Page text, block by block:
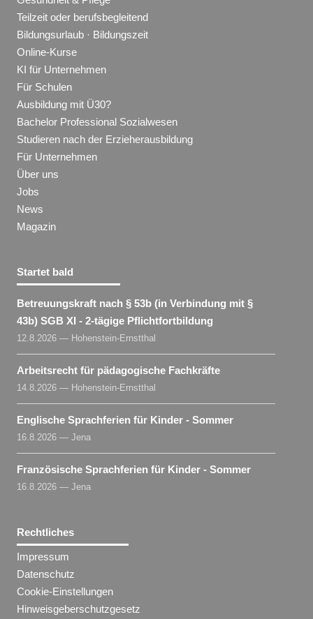
Teilzeit oder berufsbegleitend
Bildungsurlaub · Bildungszeit
Online-Kurse
KI für Unternehmen
Für Schulen
Ausbildung mit Ü30?
Bachelor Professional Sozialwesen
Studieren nach der Erzieherausbildung
Für Unternehmen
Über uns
Jobs
News
Magazin
Startet bald
Betreuungskraft nach § 53b (in Verbindung mit §
43b) SGB XI - 2-tägige Pflichtfortbildung
12.8.2026 — Hohenstein-Ernstthal
Arbeitsrecht für pädagogische Fachkräfte
14.8.2026 — Hohenstein-Ernstthal
Englische Sprachferien für Kinder - Sommer
16.8.2026 — Jena
Französische Sprachferien für Kinder - Sommer
16.8.2026 — Jena
Rechtliches
Impressum
Datenschutz
Cookie-Einstellungen
Hinweisgeberschutzgesetz